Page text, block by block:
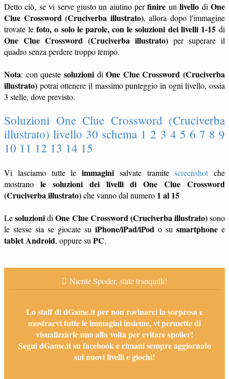
Detto ciò, se vi serve giusto un aiutino perfinire unlivello diOne
Clue Crossword (Cruciverba illustrato), allora dopo l'immagine
trovate lefoto, o solo le parole, con le soluzioni dei livelli 1-15di
One Clue Crossword (Cruciverba illustrato) per superare il
quadro senza perdere troppo tempo.
Nota: con queste soluzionidiOne Clue Crossword (Cruciverba
illustrato) potrai ottenere il massimo punteggio in ogni livello, ossia
3 stelle, dove previsto.
Soluzioni One Clue Crossword (Cruciverba
illustrato) livello 30 schema 1 2 3 4 5 6 7 8 9
10 11 12 13 14 15
Vi lasciamo tutte le immagini salvate tramitescreenshot che
mostrano le soluzioni dei livelli di One Clue Crossword
(Cruciverba illustrato)che vanno dal numero 1 al 15
LesoluzionidiOne Clue Crossword (Cruciverba illustrato)sono
le stesse sia se giocate su iPhone/iPad/iPod o su smartphone e
tabletAndroid, oppure su PC.
Niente Spoiler, state tranquilli!
Lo staff di dGame.it per non rovinarci la sorpresa e
mostrarvi tutte le immagini insieme, vi permette di
visualizzarle una alla volta per evitare spoiler!
Segui dGame.it su facebook e rimani sempre aggiornato
sui nuovi livelli e giochi!